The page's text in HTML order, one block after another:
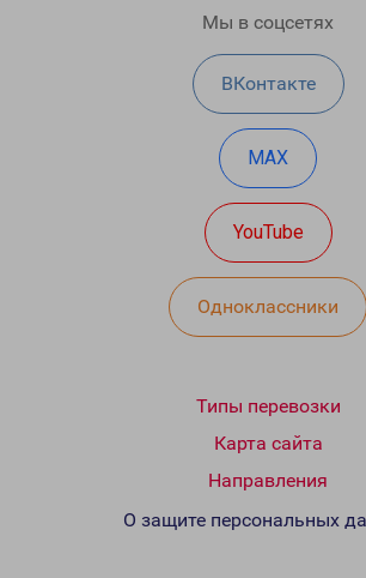
Мы в соцсетях
ВКонтакте
MAX
YouTube
Одноклассники
Типы перевозки
Карта сайта
Направления
О защите персональных